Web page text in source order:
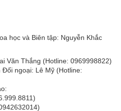
học và Biên tập: Nguyễn Khắc
Văn Thắng (Hotline: 0969998822)
Đối ngoại: Lê Mỹ (Hotline: